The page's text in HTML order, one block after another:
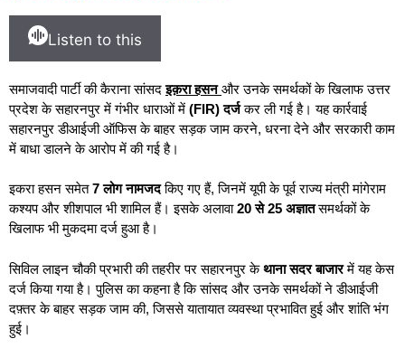
Listen to this
समाजवादी पार्टी की कैराना सांसदइक़रा हसनऔर उनके समर्थकों के खिलाफ उत्तर
प्रदेश के सहारनपुर में गंभीर धाराओं में (FIR) दर्जकर ली गई है। यह कार्रवाई
सहारनपुर डीआईजी ऑफिस के बाहर सड़क जाम करने, धरना देने और सरकारी काम
में बाधा डालने के आरोप में की गई है।
इकरा हसन समेत7 लोग नामजदकिए गए हैं, जिनमें यूपी के पूर्व राज्य मंत्री मांगेराम
कश्यप और शीशपाल भी शामिल हैं। इसके अलावा20 से 25 अज्ञातसमर्थकों के
खिलाफ भी मुकदमा दर्ज हुआ है।
सिविल लाइन चौकी प्रभारी की तहरीर पर सहारनपुर केथाना सदर बाजारमें यह केस
दर्ज किया गया है।पुलिस का कहना है कि सांसद और उनके समर्थकों ने डीआईजी
दफ़्तर के बाहर सड़क जाम की, जिससे यातायात व्यवस्था प्रभावित हुई और शांति भंग
हुई।